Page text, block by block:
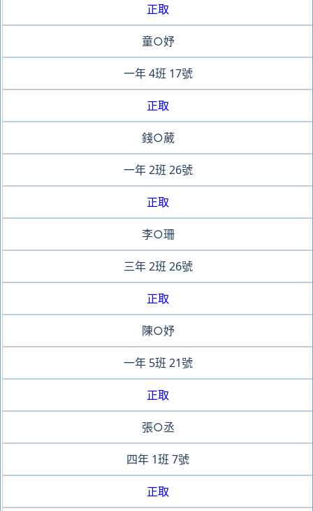
正取
童○妤
一年 4班 17號
正取
錢○葳
一年 2班 26號
正取
李○珊
三年 2班 26號
正取
陳○妤
一年 5班 21號
正取
張○丞
四年 1班 7號
正取